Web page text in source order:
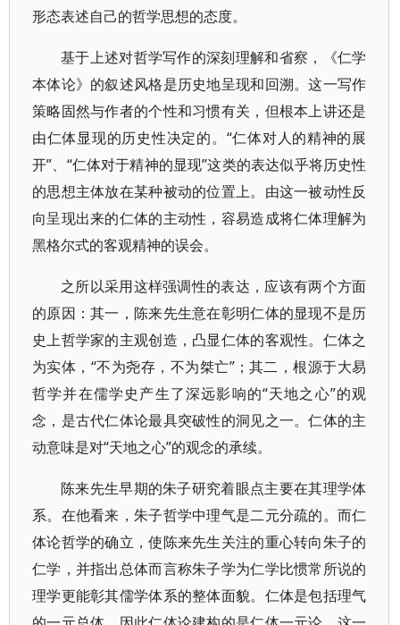
形态表述自己的哲学思想的态度。
基于上述对哲学写作的深刻理解和省察，《仁学
本体论》的叙述风格是历史地呈现和回溯。这一写作
策略固然与作者的个性和习惯有关，但根本上讲还是
由仁体显现的历史性决定的。“仁体对人的精神的展
开”、“仁体对于精神的显现”这类的表达似乎将历史性
的思想主体放在某种被动的位置上。由这一被动性反
向呈现出来的仁体的主动性，容易造成将仁体理解为
黑格尔式的客观精神的误会。
之所以采用这样强调性的表达，应该有两个方面
的原因：其一，陈来先生意在彰明仁体的显现不是历
史上哲学家的主观创造，凸显仁体的客观性。仁体之
为实体，“不为尧存，不为桀亡”；其二，根源于大易
哲学并在儒学史产生了深远影响的“天地之心”的观
念，是古代仁体论最具突破性的洞见之一。仁体的主
动意味是对“天地之心”的观念的承续。
陈来先生早期的朱子研究着眼点主要在其理学体
系。在他看来，朱子哲学中理气是二元分疏的。而仁
体论哲学的确立，使陈来先生关注的重心转向朱子的
仁学，并指出总体而言称朱子学为仁学比惯常所说的
理学更能彰其儒学体系的整体面貌。仁体是包括理气